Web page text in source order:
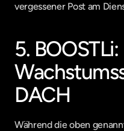
vergessener Post am
5.
DACH
Während die oben